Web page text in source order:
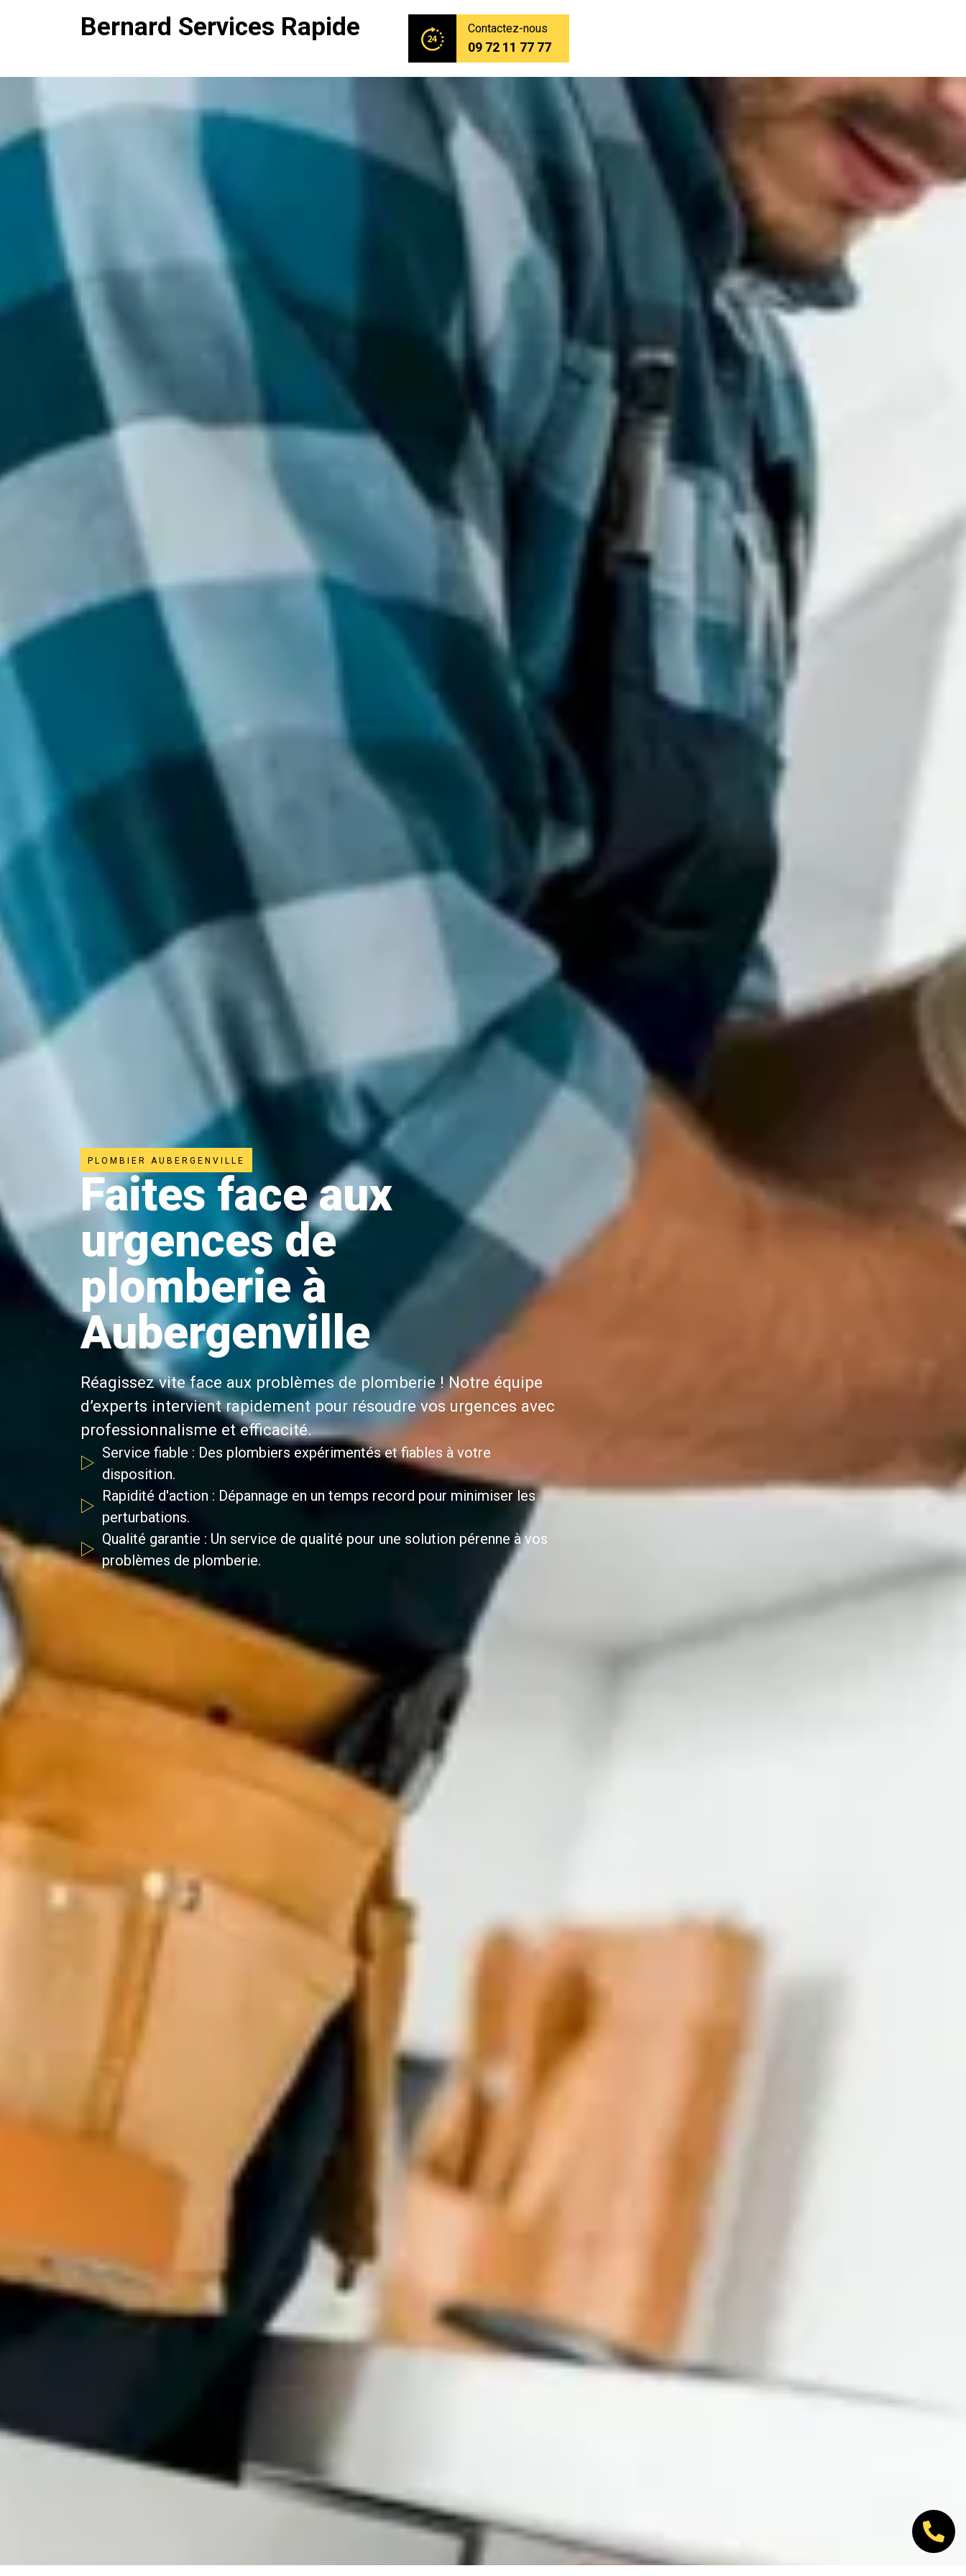
Bernard Services Rapide Contactez-nous
09 72 11 77 77
PLOMBIER AUBERGENVILLE
Faites face aux
urgences de
plomberie à
Aubergenville
Réagissez vite face aux problèmes de plomberie ! Notre équipe
d’experts intervient rapidement pour résoudre vos urgences avec
professionnalisme et efficacité.
Service fiable : Des plombiers expérimentés et fiables à votre
disposition.
Rapidité d'action : Dépannage en un temps record pour minimiser les
perturbations.
Qualité garantie : Un service de qualité pour une solution pérenne à vos
problèmes de plomberie.